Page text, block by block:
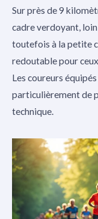
Sur près de 9
cadre verdoyant,
toutefois à la petite
redoutable pour
Les coureurs
particulièrement de
technique.